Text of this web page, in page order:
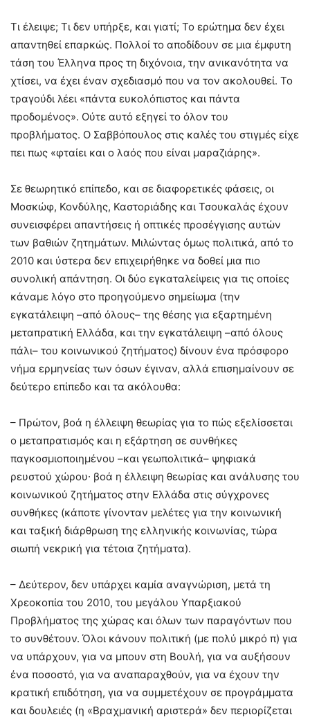
Τι έλειψε; Τι δεν υπήρξε, και γιατί; Το ερώτημα δεν έχει
απαντηθεί επαρκώς. Πολλοί το αποδίδουν σε μια έμφυτη
τάση του Έλληνα προς τη διχόνοια, την ανικανότητα να
χτίσει, να έχει έναν σχεδιασμό που να τον ακολουθεί. Το
τραγούδι λέει «πάντα ευκολόπιστος και πάντα
προδομένος». Ούτε αυτό εξηγεί το όλον του
προβλήματος. Ο Σαββόπουλος στις καλές του στιγμές είχε
πει πως «φταίει και ο λαός που είναι μαραζιάρης».
Σε θεωρητικό επίπεδο, και σε διαφορετικές φάσεις, οι
Μοσκώφ, Κονδύλης, Καστοριάδης και Τσουκαλάς έχουν
συνεισφέρει απαντήσεις ή οπτικές προσέγγισης αυτών
των βαθιών ζητημάτων. Μιλώντας όμως πολιτικά, από το
2010 και ύστερα δεν επιχειρήθηκε να δοθεί μια πιο
συνολική απάντηση. Οι δύο εγκαταλείψεις για τις οποίες
κάναμε λόγο στο προηγούμενο σημείωμα (την
εγκατάλειψη –από όλους– της θέσης για εξαρτημένη
μεταπρατική Ελλάδα, και την εγκατάλειψη –από όλους
πάλι– του κοινωνικού ζητήματος) δίνουν ένα πρόσφορο
νήμα ερμηνείας των όσων έγιναν, αλλά επισημαίνουν σε
δεύτερο επίπεδο και τα ακόλουθα:
– Πρώτον, βοά η έλλειψη θεωρίας για το πώς εξελίσσεται
ο μεταπρατισμός και η εξάρτηση σε συνθήκες
παγκοσμιοποιημένου –και γεωπολιτικά– ψηφιακά
ρευστού χώρου∙ βοά η έλλειψη θεωρίας και ανάλυσης του
κοινωνικού ζητήματος στην Ελλάδα στις σύγχρονες
συνθήκες (κάποτε γίνονταν μελέτες για την κοινωνική
και ταξική διάρθρωση της ελληνικής κοινωνίας, τώρα
σιωπή νεκρική για τέτοια ζητήματα).
– Δεύτερον, δεν υπάρχει καμία αναγνώριση, μετά τη
Χρεοκοπία του 2010, του μεγάλου Υπαρξιακού
Προβλήματος της χώρας και όλων των παραγόντων που
το συνθέτουν. Όλοι κάνουν πολιτική (με πολύ μικρό π) για
να υπάρχουν, για να μπουν στη Βουλή, για να αυξήσουν
ένα ποσοστό, για να αναπαραχθούν, για να έχουν την
κρατική επιδότηση, για να συμμετέχουν σε προγράμματα
και δουλειές (η «Βραχμανική αριστερά» δεν περιορίζεται